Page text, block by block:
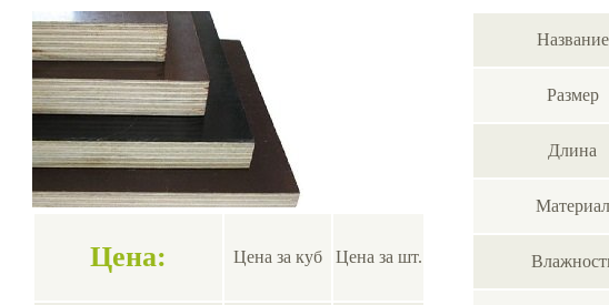
Цена: Цена за куб Цена за шт.
Название
Размер
Длина
Материал